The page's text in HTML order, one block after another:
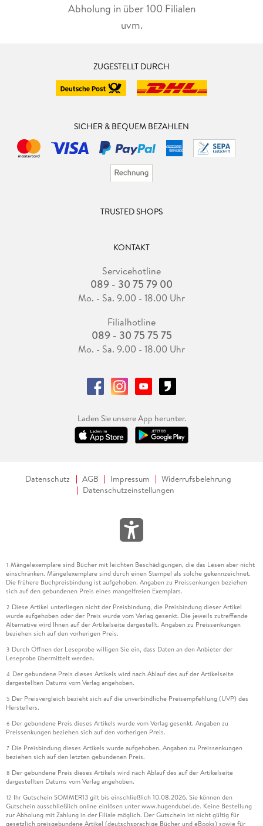
Abholung in über 100 Filialen
uvm.
ZUGESTELLT DURCH
SICHER & BEQUEM BEZAHLEN
TRUSTED SHOPS
KONTAKT
Servicehotline
089 - 30 75 79 00
Mo. - Sa. 9.00 - 18.00 Uhr
Filialhotline
089 - 30 75 75 75
Mo. - Sa. 9.00 - 18.00 Uhr
Laden Sie unsere App herunter.
Datenschutz AGB Impressum
Widerrufsbelehrung
Datenschutzeinstellungen
1 Mängelexemplare sind Bücher mit leichten Beschädigungen, die das Lesen aber nicht
einschränken. Mängelexemplare sind durch einen Stempel als solche gekennzeichnet.
Die frühere Buchpreisbindung ist aufgehoben. Angaben zu Preissenkungen beziehen
sich auf den gebundenen Preis eines mangelfreien Exemplars.
2 Diese Artikel unterliegen nicht der Preisbindung, die Preisbindung dieser Artikel
wurde aufgehoben oder der Preis wurde vom Verlag gesenkt. Die jeweils zutreffende
Alternative wird Ihnen auf der Artikelseite dargestellt. Angaben zu Preissenkungen
beziehen sich auf den vorherigen Preis.
3 Durch Öffnen der Leseprobe willigen Sie ein, dass Daten an den Anbieter der
Leseprobe übermittelt werden.
4 Der gebundene Preis dieses Artikels wird nach Ablauf des auf der Artikelseite
dargestellten Datums vom Verlag angehoben.
5 Der Preisvergleich bezieht sich auf die unverbindliche Preisempfehlung (UVP) des
Herstellers.
6 Der gebundene Preis dieses Artikels wurde vom Verlag gesenkt. Angaben zu
Preissenkungen beziehen sich auf den vorherigen Preis.
7 Die Preisbindung dieses Artikels wurde aufgehoben. Angaben zu Preissenkungen
beziehen sich auf den letzten gebundenen Preis.
8 Der gebundene Preis dieses Artikels wird nach Ablauf des auf der Artikelseite
dargestellten Datums vom Verlag angehoben.
12 Ihr Gutschein SOMMER13 gilt bis einschließlich 10.08.2026. Sie können den
Gutschein ausschließlich online einlösen unter www.hugendubel.de. Keine Bestellung
zur Abholung mit Zahlung in der Filiale möglich. Der Gutschein ist nicht gültig für
gesetzlich preisgebundene Artikel (deutschsprachige Bücher und eBooks) sowie für